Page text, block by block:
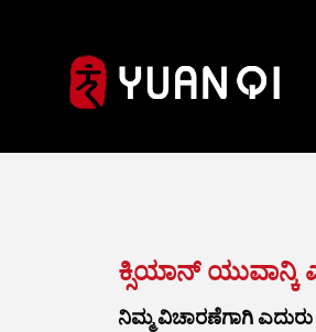
ಕ್ಸಿಯಾನ್
ನಿಮ್ಮ ವಿಚಾರಣೆಗಾಗಿ ಎದುರು